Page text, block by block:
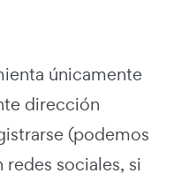
únicamente
dirección
(podemos
redes sociales, si